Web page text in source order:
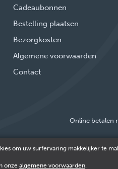
Cadeaubonnen
Bestelling plaatsen
Bezorgkosten
Algemene voorwaarden
Contact
Online betalen
© 2026
om uw surfervaring makkelijker te
onze algemene voorwaarden.